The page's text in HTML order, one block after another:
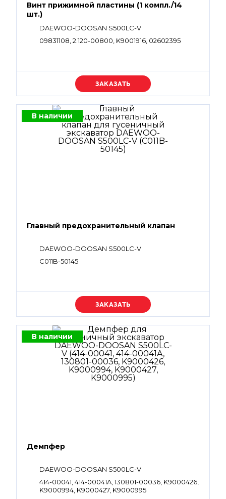
Винт прижимной пластины (1 компл./14
шт.)
DAEWOO-DOOSAN S500LC-V
09831108, 2.120-00800, K9001916, 02602395
Уточняйте цену
В наличии
Главный предохранительный клапан
DAEWOO-DOOSAN S500LC-V
C011B-50145
Уточняйте цену
В наличии
Демпфер
DAEWOO-DOOSAN S500LC-V
414-00041, 414-00041A, 130801-00036, K9000426,
K9000994, K9000427, K9000995